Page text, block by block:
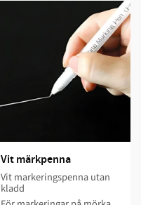
Vit märkpenna
Vit markeringspenna utan
kladd